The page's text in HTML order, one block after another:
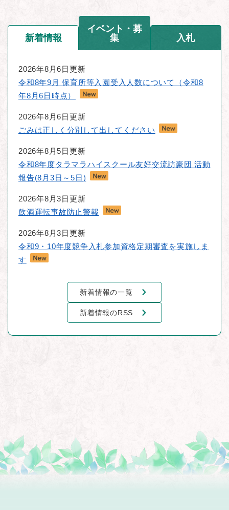
新着情報
イベント・募
集
入札
新
着
情
報
2026年8月6日更新
令和8年9月 保育所等入園受入人数について（令和8
年8月6日時点）
2026年8月6日更新
ごみは正しく分別して出してください
2026年8月5日更新
令和8年度タラマラハイスクール友好交流訪豪団 活動
報告(8月3日～5日)
2026年8月3日更新
飲酒運転事故防止警報
2026年8月3日更新
令和9・10年度競争入札参加資格定期審査を実施しま
す
新着情報の一覧
新着情報のRSS